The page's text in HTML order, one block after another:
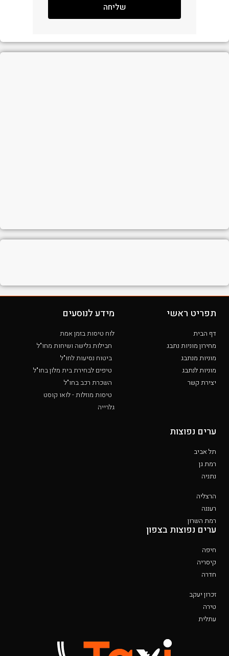
שליחה
תפריט ראשי
דף הבית
מחירון מוניות נתבג
מוניות מנתבג
מוניות לנתבג
יצירת קשר
מידע לנוסעים
לוח טיסות בזמן אמת
חבילות גלישה ושיחות מחו"ל
ביטוח נסיעות לחו"ל
טיפים לבחירת בית מלון בחו"ל
השכרת רכב בחו"ל
טיסות מוזלות - לואו קוסט
גלרייה
ערים נפוצות
תל אביב
רמת גן
נתניה
הרצליה
רעננה
רמת השרון
ערים נפוצות בצפון
חיפה
קיסריה
חדרה
זכרון יעקב
טירה
עתלית